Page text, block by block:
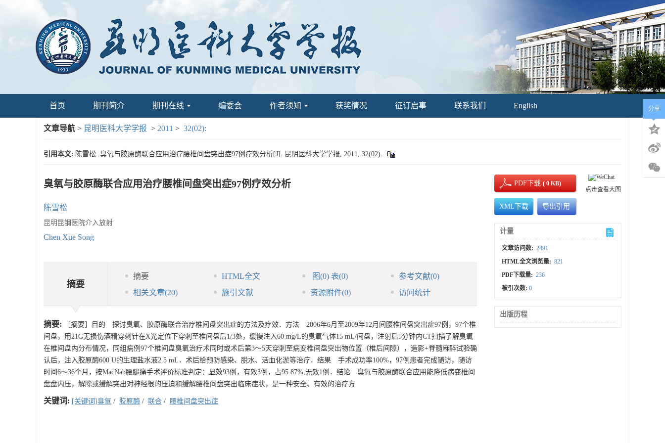
首页 期刊简介 期刊在线 编委会 作者须知 获奖情况 征订启事 联系我们 English
文章导航 > 昆明医科大学学报 > 2011 > 32(02):
引用本文: 陈雪松. 臭氧与胶原酶联合应用治疗腰椎间盘突出症97例疗效分析[J]. 昆明医科大学学报, 2011, 32(02).
臭氧与胶原酶联合应用治疗腰椎间盘突出症97例疗效分析
陈雪松
昆明昆钢医院介入放射
Chen Xue Song
摘要
摘要 HTML全文 图(0) 表(0) 参考文献(0)
相关文章(20) 施引文献 资源附件(0) 访问统计
摘要: ［摘要］目的 探讨臭氧、胶原酶联合治疗椎间盘突出症的方法及疗效．方法 2006年6月至2009年12月间腰椎间盘突出症97例，97个椎
间盘，用21G无损伤酒精穿刺针在X光定位下穿刺至椎间盘后1/3处，缓慢注入60 mg/L的臭氧气体15 mL/间盘，注射后5分钟内CT扫描了解臭氧
在椎间盘内分布情况，同组病例97个椎间盘臭氧治疗术同时或术后第3～5天穿刺至病变椎间盘突出物位置（椎后间隙），造影+脊髓麻醉试验确
认后，注入胶原酶600 U的生理盐水液2.5 mL．术后给预防感染、脱水、活血化淤等治疗．结果 手术成功率100%，97例患者完成随访，随访
时间6～36个月，按MacNab腰腿痛手术评价标准判定：显效93例，有效3例，占95.87%,无效1例．结论 臭氧与胶原酶联合应用能降低病变椎间
盘盘内压，解除或缓解突出对神经根的压迫和缓解腰椎间盘突出临床症状，是一种安全、有效的治疗方
关键词: [关键词]臭氧 / 胶原酶 / 联合 / 腰椎间盘突出症
PDF下载( 0 KB)
XML下载 导出引用
点击查看大图
计量
文章访问数: 2491
HTML全文浏览量: 821
PDF下载量: 236
被引次数:0
出版历程
分享